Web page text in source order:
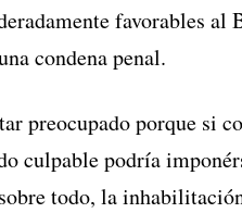
favorables al
condena penal.
preocupado porque si
culpable podría
todo, la